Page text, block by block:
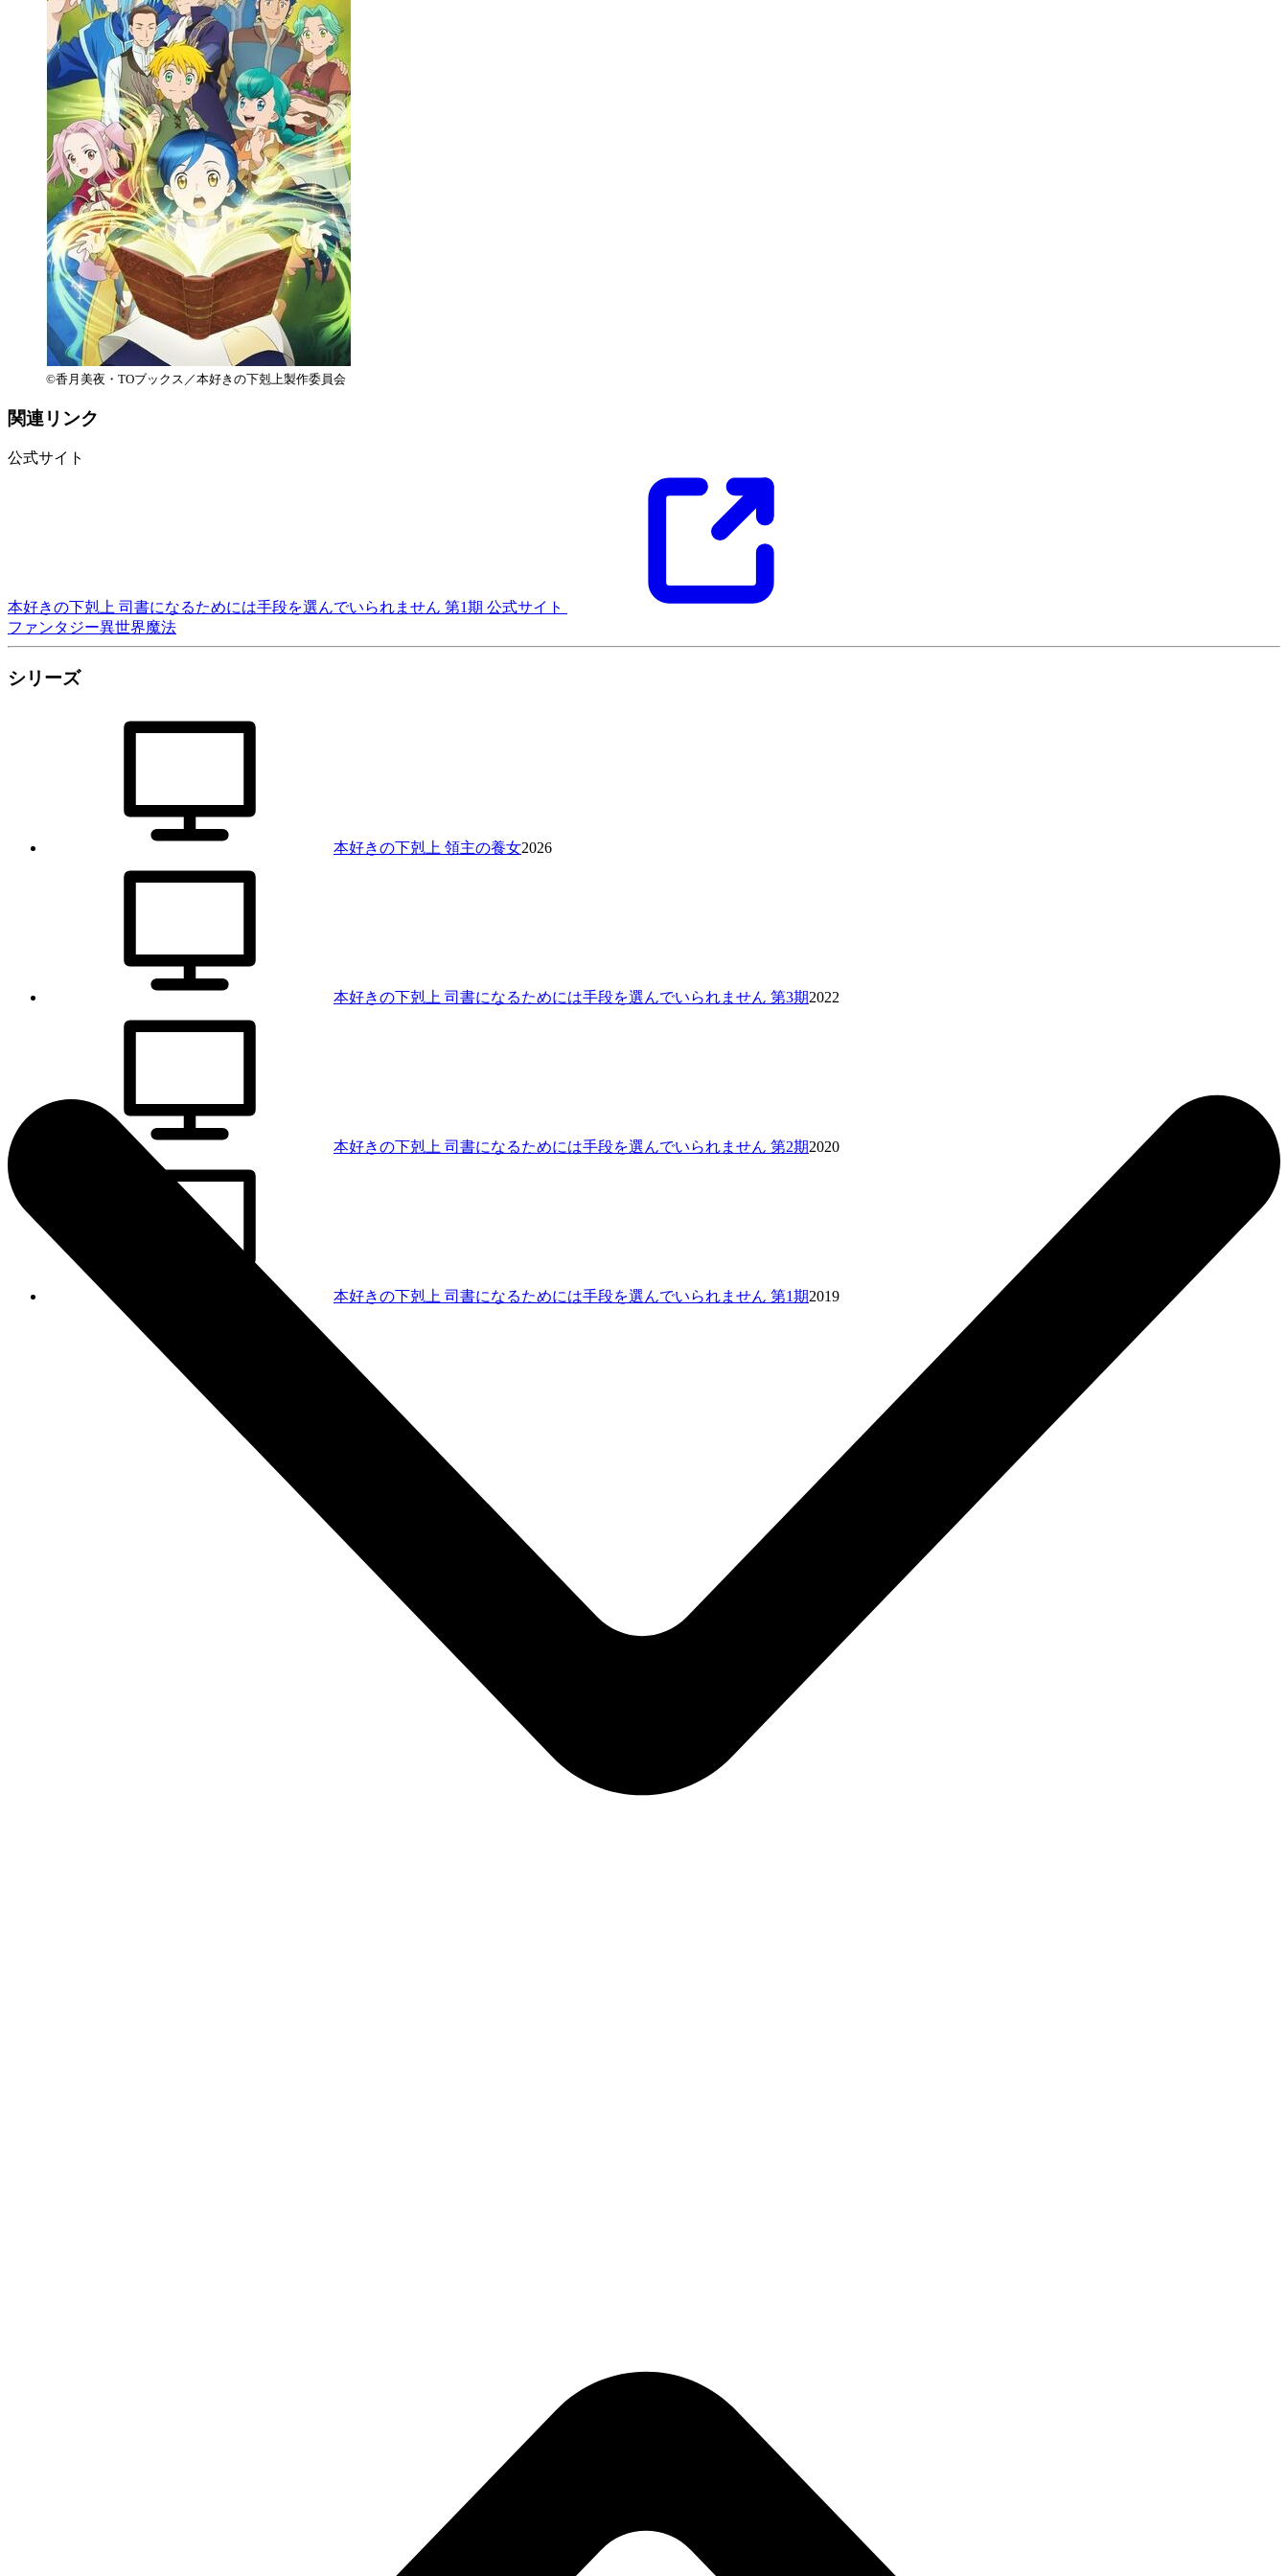
©香月美夜・TOブックス／本好きの下剋上製作委員会
関連リンク
公式サイト
本好きの下剋上 司書になるためには手段を選んでいられません 第1期 公式サイト
ファンタジー異世界魔法
シリーズ
本好きの下剋上 領主の養女2026
本好きの下剋上 司書になるためには手段を選んでいられません 第3期2022
本好きの下剋上 司書になるためには手段を選んでいられません 第2期2020
本好きの下剋上 司書になるためには手段を選んでいられません 第1期2019